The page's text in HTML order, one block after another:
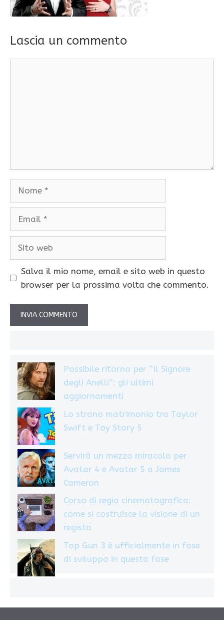
Lascia un commento
Salva il mio nome, email e sito web in questo
browser per la prossima volta che commento.
Possibile ritorno per “Il Signore
degli Anelli”: gli ultimi
aggiornamenti
Lo strano matrimonio tra Taylor
Swift e Toy Story 5
Servirà un mezzo miracolo per
Avatar 4 e Avatar 5 a James
Cameron
Corso di regia cinematografica:
come si costruisce la visione di un
regista
Top Gun 3 è ufficialmente in fase
di sviluppo in questa fase